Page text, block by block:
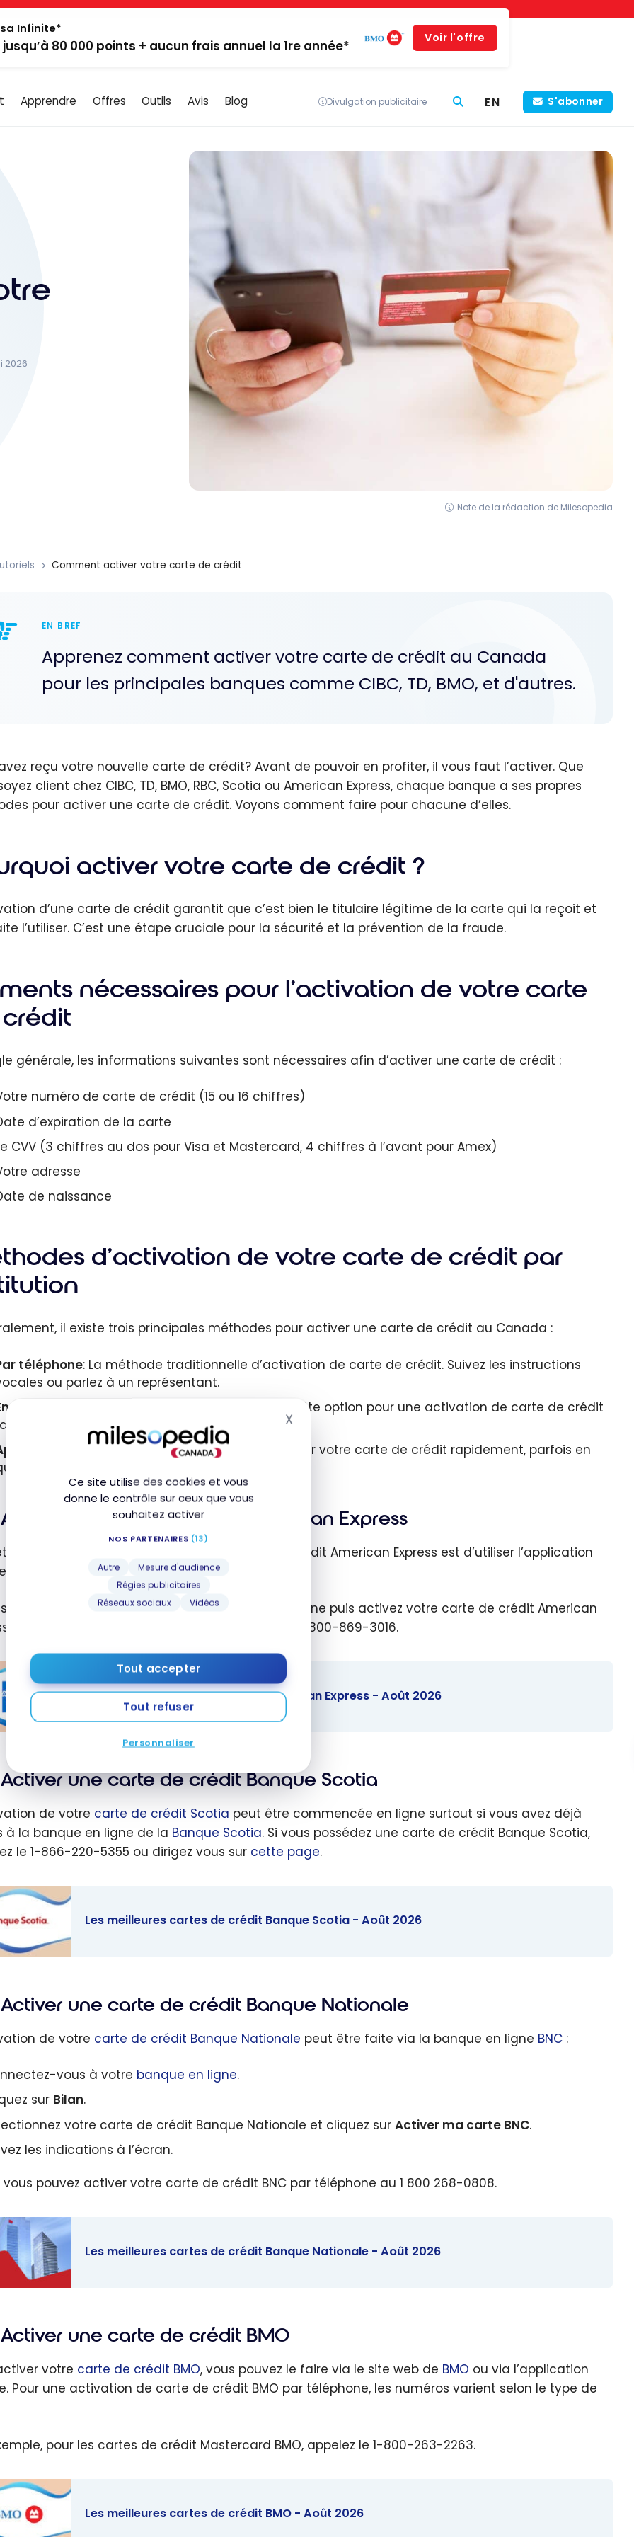
Ce site utilise des cookies et vous
donne le contrôle sur ceux que vous
souhaitez activer
NOS PARTENAIRES (13)
Autre
Mesure d'audience
Régies publicitaires
Réseaux sociaux
Vidéos
Tout accepter
Tout refuser
Personnaliser
XMasquer le bandeau des cookies
Infinite*
80 000 points + aucun frais annuel la 1re année*
Voir l'offre
Apprendre Offres Outils Avis Blog Divulgation publicitaire EN S'abonner
2026
Note de la rédaction de Milesopedia
Comment activer votre carte de crédit
EN BREF
Apprenez comment activer votre carte de crédit au Canada
pour les principales banques comme CIBC, TD, BMO, et d'autres.
reçu votre nouvelle carte de crédit? Avant de pouvoir en profiter, il vous faut l’activer. Que
client chez CIBC, TD, BMO, RBC, Scotia ou American Express, chaque banque a ses propres
pour activer une carte de crédit. Voyons comment faire pour chacune d’elles.
activer votre carte de crédit ?
d’une carte de crédit garantit que c’est bien le titulaire légitime de la carte qui la reçoit et
l’utiliser. C’est une étape cruciale pour la sécurité et la prévention de la fraude.
nécessaires pour l’activation de votre carte
générale, les informations suivantes sont nécessaires afin d’activer une carte de crédit :
numéro de carte de crédit (15 ou 16 chiffres)
d’expiration de la carte
CVV (3 chiffres au dos pour Visa et Mastercard, 4 chiffres à l’avant pour Amex)
adresse
de naissance
d’activation de votre carte de crédit par
il existe trois principales méthodes pour activer une carte de crédit au Canada :
téléphone: La méthode traditionnelle d’activation de carte de crédit. Suivez les instructions
ou parlez à un représentant.
ligne
: De plus en plus de banques proposent cette option pour une activation de carte de crédit
et sans tracas.
mobile: Une manière moderne d’activer votre carte de crédit rapidement, parfois en
secondes.
Activer une carte de crédit American Express
la plus simple pour activer une carte de crédit American Express est d’utiliser l’application
êtes un nouvel utilisateur, créez votre profil en ligne puis activez votre carte de crédit American
Vous pouvez aussi
ou appeler le 1-800-869-3016.
de crédit
Les meilleures cartes de crédit American Express - Août 2026
Activer une carte de crédit Banque Scotia
de votre carte de crédit Scotia peut être commencée en ligne surtout si vous avez déjà
à la banque en ligne de la Banque Scotia. Si vous possédez une carte de crédit Banque Scotia,
le 1-866-220-5355 ou dirigez vous sur cette page.
Scotia -
Les meilleures cartes de crédit Banque Scotia - Août 2026
Activer une carte de crédit Banque Nationale
de votre carte de crédit Banque Nationale peut être faite via la banque en ligne BNC :
vous à votre banque en ligne.
sur Bilan.
votre carte de crédit Banque Nationale et cliquez sur Activer ma carte BNC.
les indications à l’écran.
vous pouvez activer votre carte de crédit BNC par téléphone au 1 800 268-0808.
Les meilleures cartes de crédit Banque Nationale - Août 2026
Activer une carte de crédit BMO
votre carte de crédit BMO, vous pouvez le faire via le site web de BMO ou via l’application
Pour une activation de carte de crédit BMO par téléphone, les numéros varient selon le type de
pour les cartes de crédit Mastercard BMO, appelez le 1-800-263-2263.
Les meilleures cartes de crédit BMO - Août 2026